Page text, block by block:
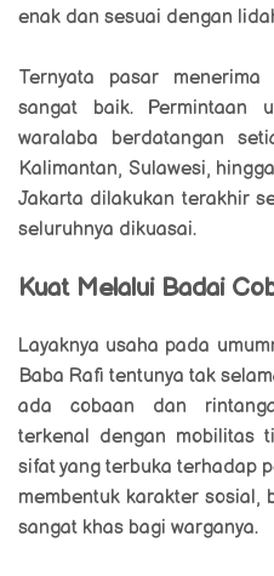
enak dan sesuai dengan
Ternyata pasar
sangat baik. Permintaan
waralaba berdatangan
Kalimantan, Sulawesi,
Jakarta dilakukan terakhir
seluruhnya dikuasai.
Kuat Melalui Badai
Layaknya usaha pada
Baba Rafi tentunya tak
ada cobaan dan
terkenal dengan mobilitas
sifat yang terbuka terhadap
membentuk karakter sosial,
sangat khas bagi warganya.